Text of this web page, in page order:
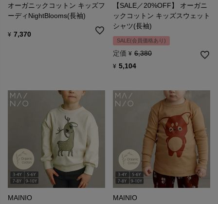
オーガニックコットン キッズフ
ーディNightBlooms(長袖)
¥ 7,370
【SALE／20%OFF】 オーガニ
ックコットン キッズスウェット
シャツ(長袖)
SALE(会員価格あり)
定価 ¥ 6,380
¥ 5,104
MAINIO
MAINIO